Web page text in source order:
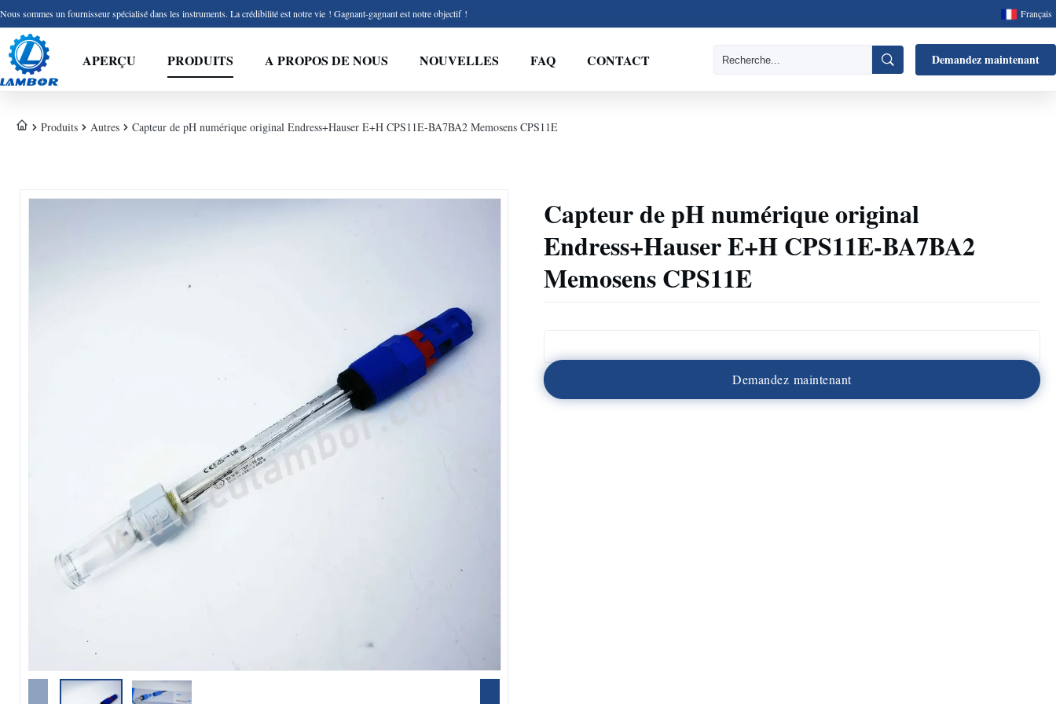
Nous sommes un fournisseur spécialisé dans les instruments. La crédibilité est notre vie ! Gagnant-gagnant est notre objectif ! Français
APERÇU PRODUITS A PROPOS DE NOUS NOUVELLES FAQ CONTACT Demandez maintenant
Produits Autres Capteur de pH numérique original Endress+Hauser E+H CPS11E-BA7BA2 Memosens CPS11E
Capteur de pH numérique original
Endress+Hauser E+H CPS11E-BA7BA2
Memosens CPS11E
Demandez maintenant